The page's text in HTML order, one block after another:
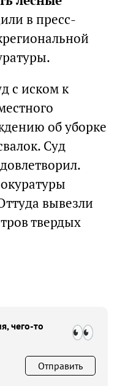
в пресс-
с иском к
об уборке
Суд
вывезли
твердых
чего-то
Отправить